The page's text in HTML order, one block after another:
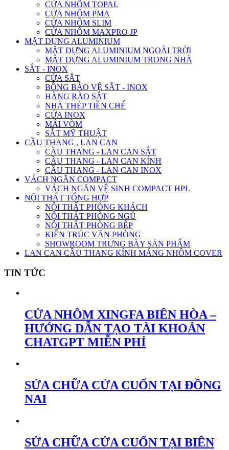
CỬA NHÔM TOPAL
CỬA NHÔM PMA
CỬA NHÔM SLIM
CỬA NHÔM MAXPRO JP
MẶT DỰNG ALUMINIUM
MẶT DỰNG ALUMINIUM NGOÀI TRỜI
MẶT DỰNG ALUMINIUM TRONG NHÀ
SẮT - INOX
CỬA SẮT
BÔNG BẢO VỆ SẮT - INOX
HÀNG RÀO SẮT
NHÀ THÉP TIỀN CHẾ
CỬA INOX
MÁI VÒM
SẮT MỸ THUẬT
CẦU THANG , LAN CAN
CẦU THANG - LAN CAN SẮT
CẦU THANG - LAN CAN KÍNH
CẦU THANG - LAN CAN INOX
VÁCH NGĂN COMPACT
VÁCH NGĂN VỆ SINH COMPACT HPL
NỘI THẤT TỔNG HỢP
NỘI THẤT PHÒNG KHÁCH
NỘI THẤT PHÒNG NGỦ
NỘI THẤT PHÒNG BẾP
KIẾN TRÚC VĂN PHÒNG
SHOWROOM TRƯNG BÀY SẢN PHẨM
LAN CAN CẦU THANG KÍNH MÁNG NHÔM COVER
TIN TỨC
CỬA NHÔM XINGFA BIÊN HÒA –
HƯỚNG DẪN TẠO TÀI KHOẢN
CHATGPT MIỄN PHÍ
SỬA CHỮA CỬA CUỐN TẠI ĐỒNG
NAI
SỬA CHỮA CỬA CUỐN TẠI BIÊN